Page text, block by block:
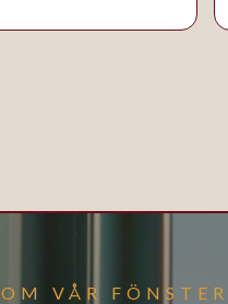
OM VÅR